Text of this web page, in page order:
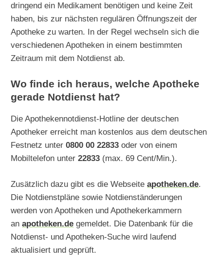
dringend ein Medikament benötigen und keine Zeit
haben, bis zur nächsten regulären Öffnungszeit der
Apotheke zu warten. In der Regel wechseln sich die
verschiedenen Apotheken in einem bestimmten
Zeitraum mit dem Notdienst ab.
Wo finde ich heraus, welche Apotheke
gerade Notdienst hat?
Die Apothekennotdienst-Hotline der deutschen
Apotheker erreicht man kostenlos aus dem deutschen
Festnetz unter0800 00 22833 oder von einem
Mobiltelefon unter22833 (max. 69 Cent/Min.).
Zusätzlich dazu gibt es die Webseiteapotheken.de.
Die Notdienstpläne sowie Notdienständerungen
werden von Apotheken und Apothekerkammern
anapotheken.de gemeldet. Die Datenbank für die
Notdienst- und Apotheken-Suche wird laufend
aktualisiert und geprüft.